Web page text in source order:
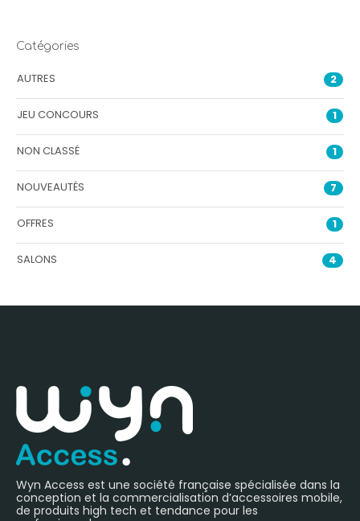
Catégories
AUTRES 2
JEU CONCOURS 1
NON CLASSÉ 1
NOUVEAUTÉS 7
OFFRES 1
SALONS 4
Wyn Access est une société française spécialisée dans la
conception et la commercialisation d’accessoires mobile,
de produits high tech et tendance pour les